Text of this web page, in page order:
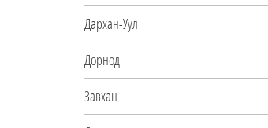
Дархан-Уул
Дорнод
Завхан